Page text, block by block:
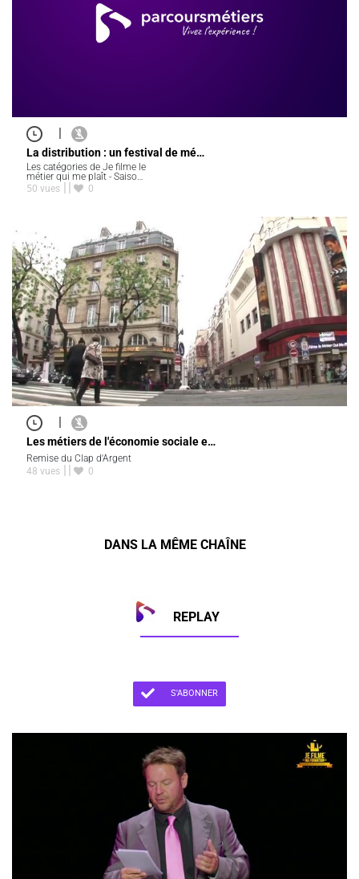
La distribution : un festival de mé…
Les catégories de Je filme le
métier qui me plaît - Saiso…
50 vues
0
|
Les métiers de l'économie sociale e…
Remise du Clap d'Argent
48 vues
0
DANS LA MÊME CHAÎNE
REPLAY
S'ABONNER